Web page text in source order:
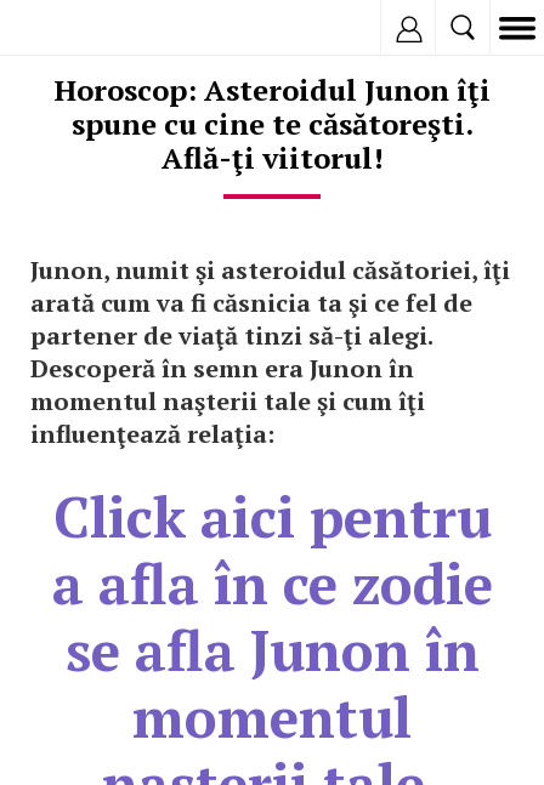
Horoscop: Asteroidul Junon îţi
spune cu cine te căsătoreşti.
Află-ţi viitorul!
Junon, numit şi asteroidul căsătoriei, îţi
arată cum va fi căsnicia ta şi ce fel de
partener de viaţă tinzi să-ţi alegi.
Descoperă în semn era Junon în
momentul naşterii tale şi cum îţi
influenţează relaţia:
Click aici pentru
a afla în ce zodie
se afla Junon în
momentul